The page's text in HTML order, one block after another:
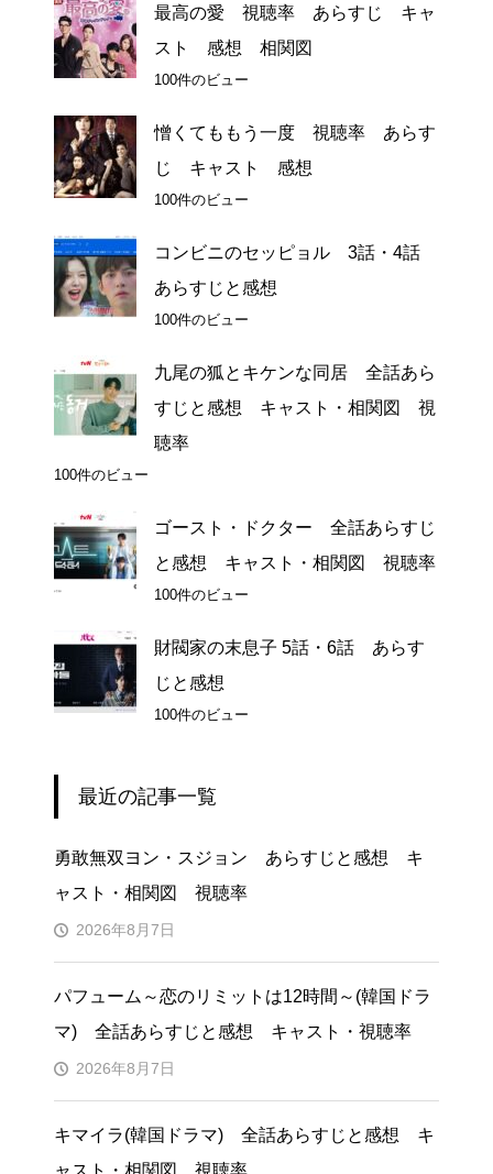
最高の愛 視聴率 あらすじ キャ
スト 感想 相関図
100件のビュー
憎くてももう一度 視聴率 あらす
じ キャスト 感想
100件のビュー
コンビニのセッピョル 3話・4話
あらすじと感想
100件のビュー
九尾の狐とキケンな同居 全話あら
すじと感想 キャスト・相関図 視
聴率
100件のビュー
ゴースト・ドクター 全話あらすじ
と感想 キャスト・相関図 視聴率
100件のビュー
財閥家の末息子 5話・6話 あらす
じと感想
100件のビュー
最近の記事一覧
勇敢無双ヨン・スジョン あらすじと感想 キ
ャスト・相関図 視聴率
2026年8月7日
パフューム～恋のリミットは12時間～(韓国ドラ
マ) 全話あらすじと感想 キャスト・視聴率
2026年8月7日
キマイラ(韓国ドラマ) 全話あらすじと感想 キ